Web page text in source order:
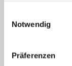
Notwendig
Präferenzen
Tickets gibt es